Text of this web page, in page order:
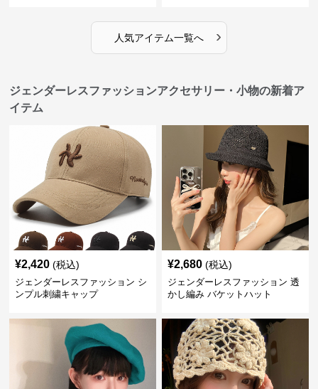
人気アイテム一覧へ ›
ジェンダーレスファッションアクセサリー・小物の新着ア
イテム
¥2,420 (税込)
ジェンダーレスファッション シ
ンプル刺繍キャップ
¥2,680 (税込)
ジェンダーレスファッション 透
かし編み バケットハット